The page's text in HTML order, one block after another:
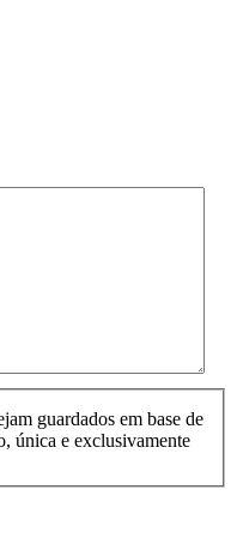
guardados em base de
única e exclusivamente